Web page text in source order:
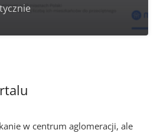
w centrum aglomeracji, ale